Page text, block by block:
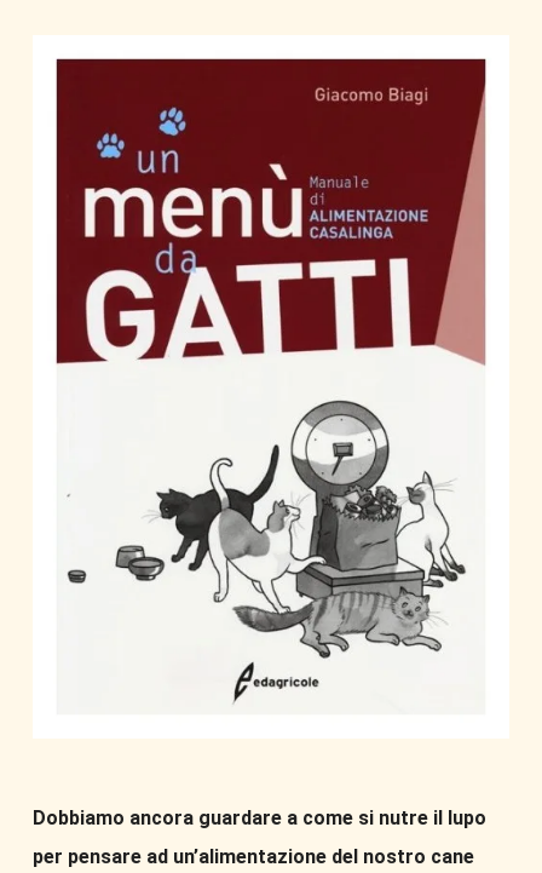
Dobbiamo ancora guardare a come si nutre il lupo
per pensare ad un’alimentazione del nostro cane